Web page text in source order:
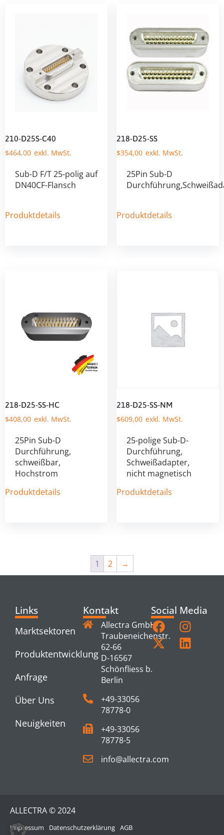
210-D25S-C40
$464,00
Sub-D F/T 25-polig auf
DN40CF-Flansch
Produktdetails
218-D25-SS
$354,00
25Pin Sub-D
Produktdetails
218-D25-SS-HC
$408,00
25Pin Sub-D
Durchführung,
schweißbar,
Hochstrom
Produktdetails
218-D25-SS-NM
$609,00
25-polige Sub-D-
Durchführung,
Schweißadapter,
nicht magnetisch
Produktdetails
1 2 →
Links
Marktsektoren
Produktentwicklung
Anfrage
Über Uns
Neuigkeiten
Kontakt
Allectra GmbH
Traubeneichenstr.
62-66
D-16567
Schönfliess b.
Berlin
+49-33056
78778-0
+49-33056
78778-5
info@allectra.com
Social Media
ALLECTRA © 2024
Impressum Datenschutzerklärung AGB